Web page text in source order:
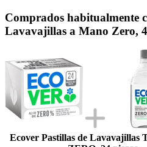
Comprados habitualmente
Lavavajillas a Mano Zero,
Ecover Pastillas de Lavavajillas